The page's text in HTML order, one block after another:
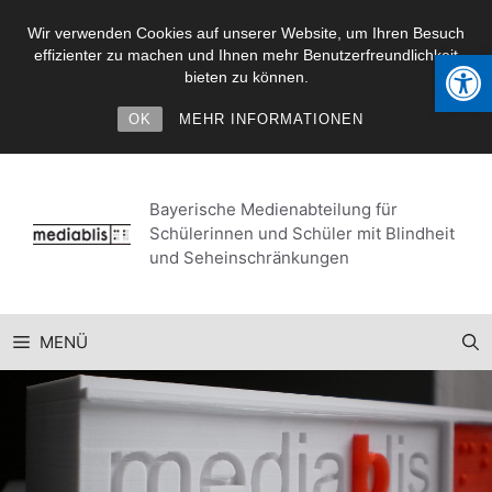
Wir verwenden Cookies auf unserer Website, um Ihren Besuch
effizienter zu machen und Ihnen mehr Benutzerfreundlichkeit
bieten zu können.
OK MEHR INFORMATIONEN
springen
Bayerische Medienabteilung für
Schülerinnen und Schüler mit Blindheit
und Seheinschränkungen
MENÜ